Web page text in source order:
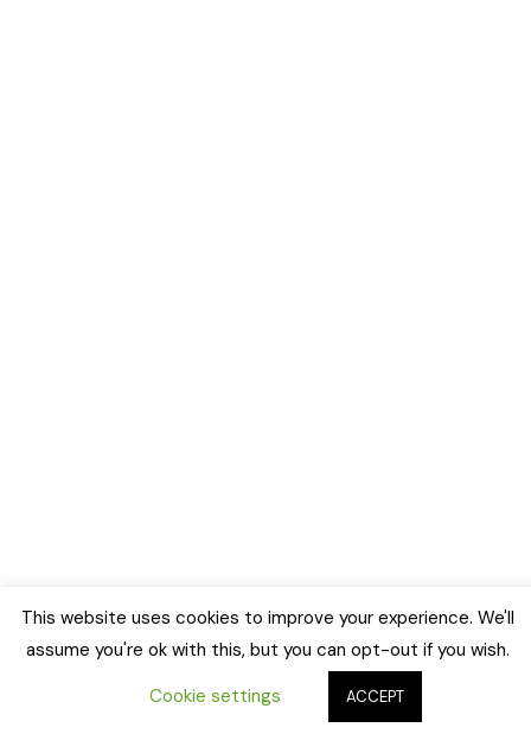
This website uses cookies to improve your experience. We'll
assume you're ok with this, but you can opt-out if you wish.
Cookie settings
ACCEPT